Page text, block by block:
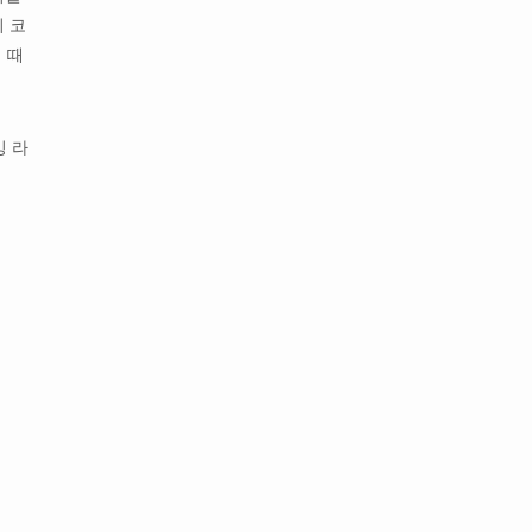
코
때
라